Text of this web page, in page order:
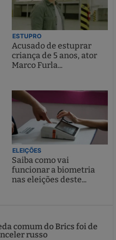
ESTUPRO
Acusado de estuprar
criança de 5 anos, ator
Marco Furla...
ELEIÇÕES
Saiba como vai
funcionar a biometria
nas eleições deste...
comum do Brics foi de
russo